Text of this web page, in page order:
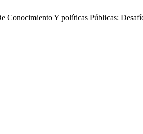
Conocimiento Y políticas Públicas: